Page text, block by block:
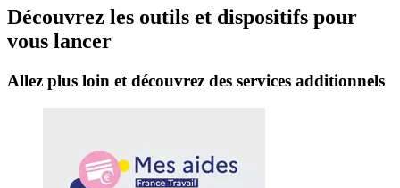
Découvrez les outils et dispositifs pour
vous lancer
Allez plus loin et découvrez des services additionnels